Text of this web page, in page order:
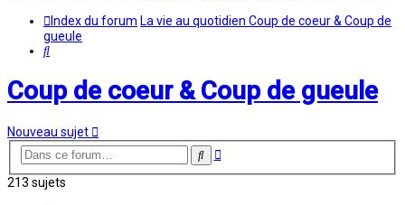
Index du forum La vie au quotidien Coup de coeur & Coup de
gueule
Rechercher
Coup de coeur & Coup de gueule
Nouveau sujet
Rechercher
Recherche
213 sujets